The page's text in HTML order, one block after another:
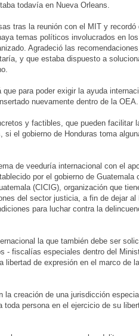
todavía en Nueva Orleans.
tras la reunión con el MIT y recordó
temas políticos involucrados en
Agradeció las
y que estaba dispuesto a
para poder exigir la ayuda
nuevamente dentro de la OEA.
y factibles, que pueden facilitar
el gobierno de Honduras toma
de veeduría internacional con el
por el gobierno de Guatemala
(CICIG), organización que
del sector justicia, a fin de dejar al
para luchar contra la
la que también debe ser
- fiscalías especiales dentro del
libertad de expresión en el marco de la
creación de una jurisdicción
persona en el ejercicio de su